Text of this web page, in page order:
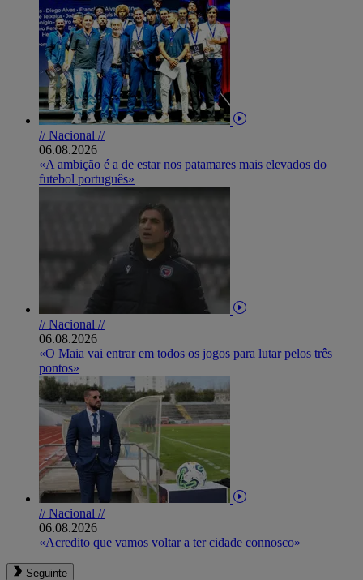
// Nacional //
06.08.2026
«A ambição é a de estar nos patamares mais elevados do
futebol português»
// Nacional //
06.08.2026
«O Maia vai entrar em todos os jogos para lutar pelos três
pontos»
// Nacional //
06.08.2026
«Acredito que vamos voltar a ter cidade connosco»
Seguinte